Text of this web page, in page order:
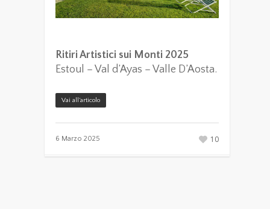
Ritiri Artistici sui Monti 2025
Estoul – Val d’Ayas – Valle D’Aosta.
Vai all’articolo
6 Marzo 2025 10